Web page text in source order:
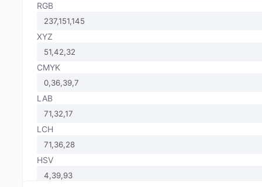
RGB
XYZ
CMYK
LAB
LCH
HSV